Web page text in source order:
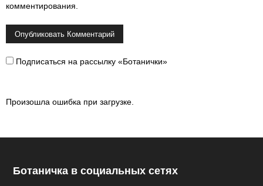
комментирования.
Подписаться на рассылку «Ботанички»
Произошла ошибка при загрузке.
Ботаничка в социальных сетях